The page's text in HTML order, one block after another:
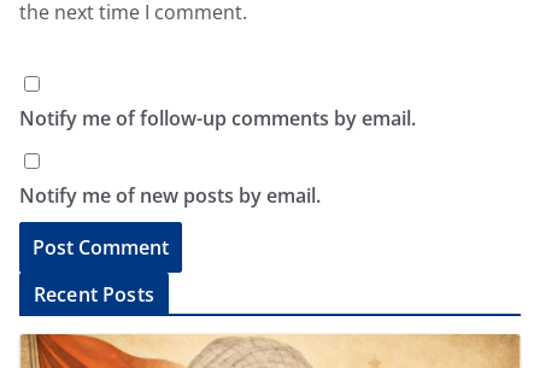
the next time I comment.
Notify me of follow-up comments by email.
Notify me of new posts by email.
l
Recent Posts